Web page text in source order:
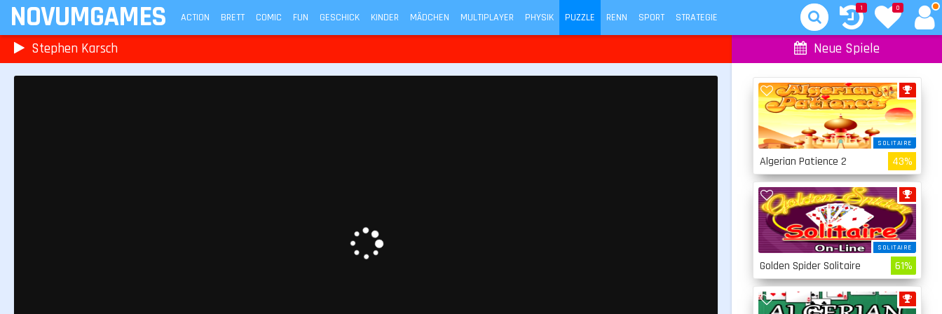
NOVUMGAMES ACTION BRETT COMIC FUN GESCHICK KINDER MÄDCHEN MULTIPLAYER PHYSIK PUZZLE RENN SPORT STRATEGIE
0
1
Stephen Karsch Neue Spiele
SOLITAIRE
Algerian Patience 2 43%
SOLITAIRE
Golden Spider Solitaire 61%